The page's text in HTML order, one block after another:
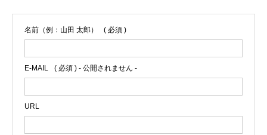
名前（例：山田 太郎） ( 必須 )
E-MAIL ( 必須 ) - 公開されません -
URL